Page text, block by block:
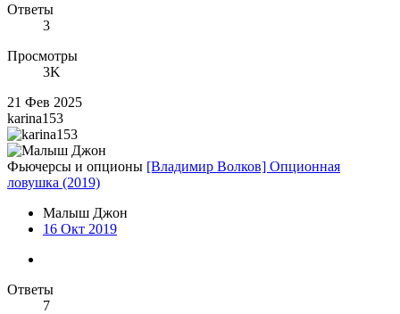
Ответы
3
Просмотры
3K
21 Фев 2025
karina153
Фьючерсы и опционы [Владимир Волков] Опционная
ловушка (2019)
Малыш Джон
16 Окт 2019
Ответы
7